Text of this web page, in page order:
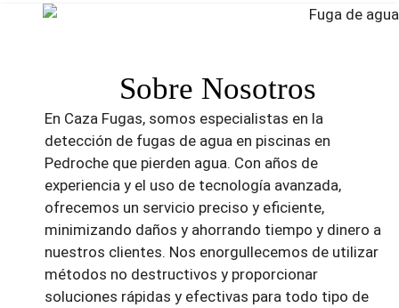
Sobre Nosotros
En Caza Fugas, somos especialistas en la
detección de fugas de agua en piscinas en
Pedroche que pierden agua. Con años de
experiencia y el uso de tecnología avanzada,
ofrecemos un servicio preciso y eficiente,
minimizando daños y ahorrando tiempo y dinero a
nuestros clientes. Nos enorgullecemos de utilizar
métodos no destructivos y proporcionar
soluciones rápidas y efectivas para todo tipo de